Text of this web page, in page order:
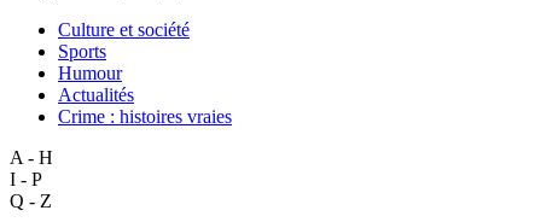
Culture et société
Sports
Humour
Actualités
Crime : histoires vraies
A - H
I - P
Q - Z